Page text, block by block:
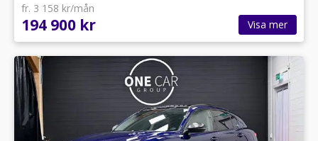
fr. 3 158 kr/mån
194 900 kr Visa mer